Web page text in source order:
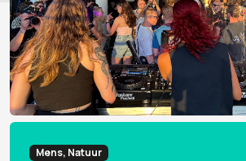
Mens, Natuur